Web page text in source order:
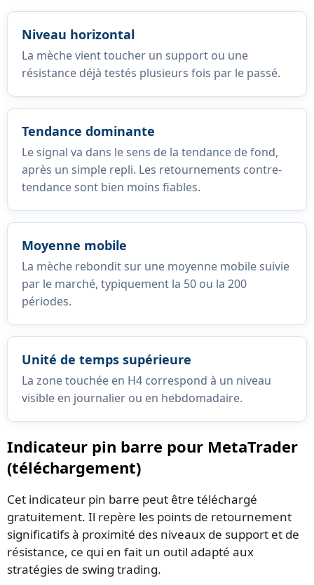
Niveau horizontal
La mèche vient toucher un support ou une
résistance déjà testés plusieurs fois par le passé.
Tendance dominante
Le signal va dans le sens de la tendance de fond,
après un simple repli. Les retournements contre-
tendance sont bien moins fiables.
Moyenne mobile
La mèche rebondit sur une moyenne mobile suivie
par le marché, typiquement la 50 ou la 200
périodes.
Unité de temps supérieure
La zone touchée en H4 correspond à un niveau
visible en journalier ou en hebdomadaire.
Indicateur pin barre pour MetaTrader
(téléchargement)
Cet indicateur pin barre peut être téléchargé
gratuitement. Il repère les points de retournement
significatifs à proximité des niveaux de support et de
résistance, ce qui en fait un outil adapté aux
stratégies de swing trading.